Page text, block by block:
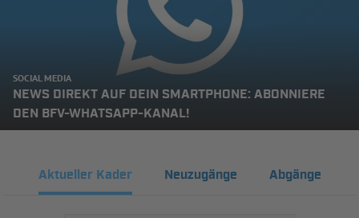
SOCIAL MEDIA
NEWS DIREKT AUF DEIN SMARTPHONE: ABONNIERE
DEN BFV-WHATSAPP-KANAL!
Aktueller Kader Neuzugänge Abgänge